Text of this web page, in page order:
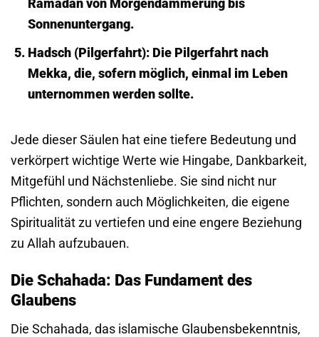
Ramadan von Morgendämmerung bis
Sonnenuntergang.
Hadsch (Pilgerfahrt):Die Pilgerfahrt nach
Mekka, die, sofern möglich, einmal im Leben
unternommen werden sollte.
Jede dieser Säulen hat eine tiefere Bedeutung und
verkörpert wichtige Werte wie Hingabe, Dankbarkeit,
Mitgefühl und Nächstenliebe. Sie sind nicht nur
Pflichten, sondern auch Möglichkeiten, die eigene
Spiritualität zu vertiefen und eine engere Beziehung
zu Allah aufzubauen.
Die Schahada: Das Fundament des
Glaubens
Die Schahada, das islamische Glaubensbekenntnis,